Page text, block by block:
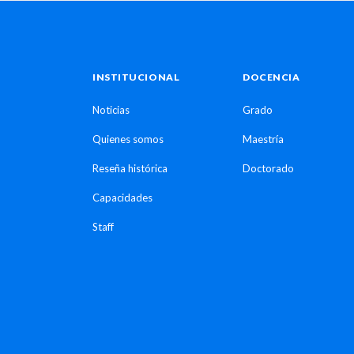
INSTITUCIONAL
Noticias
Quienes somos
Reseña histórica
Capacidades
Staff
DOCENCIA
Grado
Maestría
Doctorado